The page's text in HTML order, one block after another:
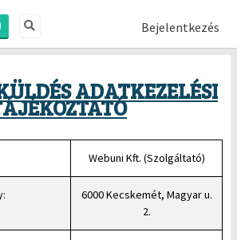
Bejelentkezés
ADATKEZELÉSI
Webuni Kft. (Szolgáltató)
6000 Kecskemét, Magyar u.
2.